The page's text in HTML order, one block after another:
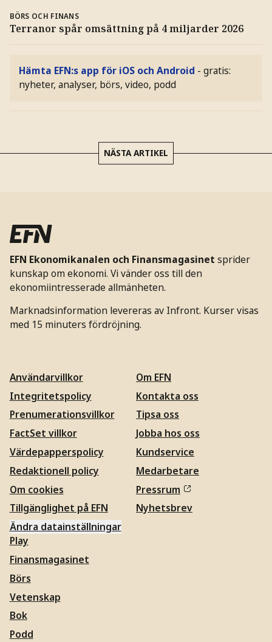
BÖRS OCH FINANS
Terranor spår omsättning på 4 miljarder 2026
Hämta EFN:s app för iOS och Android - gratis:
nyheter, analyser, börs, video, podd
NÄSTA ARTIKEL
EFN Ekonomikanalen och Finansmagasinet sprider
kunskap om ekonomi. Vi vänder oss till den
ekonomiintresserade allmänheten.
Marknadsinformation levereras av Infront. Kurser visas
med 15 minuters fördröjning.
Användarvillkor
Integritetspolicy
Prenumerationsvillkor
FactSet villkor
Värdepapperspolicy
Redaktionell policy
Om cookies
Tillgänglighet på EFN
Ändra datainställningar
Om EFN
Kontakta oss
Tipsa oss
Jobba hos oss
Kundservice
Medarbetare
Pressrum
Nyhetsbrev
Play
Finansmagasinet
Börs
Vetenskap
Bok
Podd